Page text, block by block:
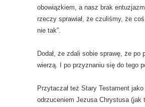
obowiązkiem, a nasz brak
rzeczy sprawiał, że czuliśmy, że
nie tak”.
Dodał, że zdali sobie sprawę, że po
wierzą. I po przyznaniu się do tego
Przytaczał też Stary Testament
odrzuceniem Jezusa Chrystusa (jak